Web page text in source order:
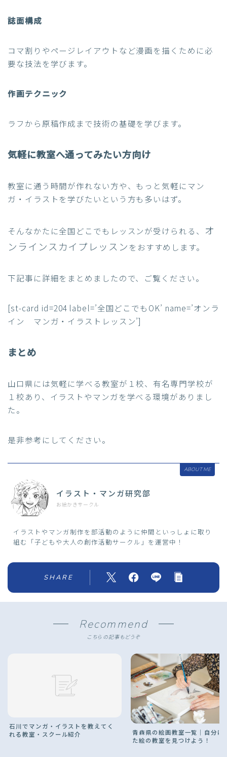
誌面構成
コマ割りやページレイアウトなど漫画を描くために必
要な技法を学びます。
作画テクニック
ラフから原稿作成まで技術の基礎を学びます。
気軽に教室へ通ってみたい方向け
教室に通う時間が作れない方や、もっと気軽にマン
ガ・イラストを学びたいという方も多いはず。
そんなかたに全国どこでもレッスンが受けられる、
オ
ンラインスカイプレッスン をおすすめします。
下記事に詳細をまとめましたので、ご覧ください。
[st-card id=204 label=’全国どこでもOK’ name=’オンラ
イン マンガ・イラストレッスン’]
まとめ
山口県には気軽に学べる教室が１校、有名専門学校が
１校あり、イラストやマンガを学べる環境がありまし
た。
是非参考にしてください。
ABOUT ME
イラスト・マンガ研究部
お絵かきサークル
イラストやマンガ制作を部活動のように仲間といっしょに取り
組む「子どもや大人の創作活動サークル」を運営中！
SHARE
Recommend
こちらの記事もどうぞ
石川でマンガ・イラストを教えてく
れる教室・スクール紹介
青森県の絵画教室一覧｜自分に
た絵の教室を見つけよう！